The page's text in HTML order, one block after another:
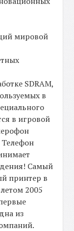
мировой
SDRAM,
в
в игровой
Самый
принтер в
2005
из